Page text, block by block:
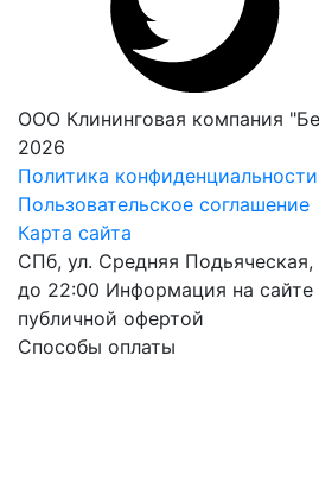
ООО Клининговая компания
2026
Политика конфиденциальности
Пользовательское соглашение
Карта сайта
СПб, ул. Средняя Подьяческая,
до 22:00 Информация на сайте
публичной офертой
Способы оплаты